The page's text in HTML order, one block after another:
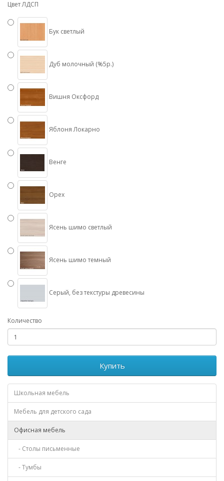
Цвет ЛДСП
Бук светлый
Дуб молочный (%5р.)
Вишня Оксфорд
Яблоня Локарно
Венге
Орех
Ясень шимо светлый
Ясень шимо темный
Серый, без текстуры древесины
Количество
Купить
Школьная мебель
Мебель для детского сада
Офисная мебель
- Столы письменные
- Тумбы